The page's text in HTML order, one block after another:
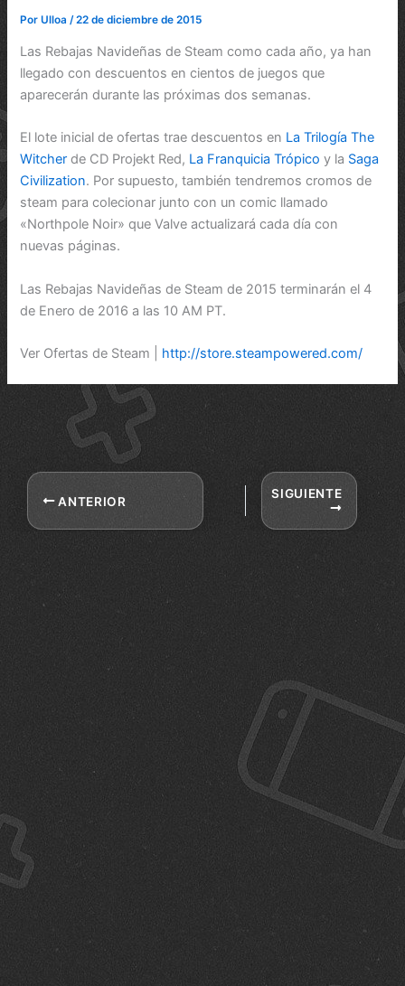
PorUlloa /22 de diciembre de 2015
Las Rebajas Navideñas de Steam como cada año, ya han
llegado con descuentos en cientos de juegos que
aparecerán durante las próximas dos semanas.
El lote inicial de ofertas trae descuentos en La Trilogía The
Witcher de CD Projekt Red, La Franquicia Trópico y la Saga
Civilization. Por supuesto, también tendremos cromos de
steam para colecionar junto con un comic llamado
«Northpole Noir» que Valve actualizará cada día con
nuevas páginas.
Las Rebajas Navideñas de Steam de 2015 terminarán el 4
de Enero de 2016 a las 10 AM PT.
Ver Ofertas de Steam | http://store.steampowered.com/
ANTERIOR
SIGUIENTE